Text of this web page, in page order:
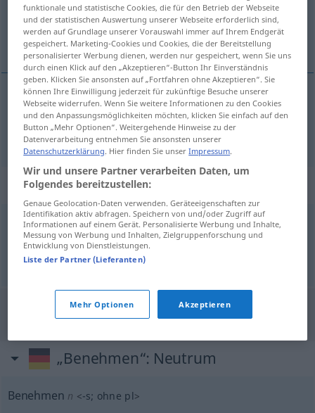
(Für mehr Details die Übersetzung anklicken/antippen)
fratage, berøve
fratage,berøve benehmen
Synonyme für "benehmen"
verhalten,reagieren,handeln
© OpenThesaurus.de
"Benehmen" Dänisch Übersetzung
„Benehmen“: Neutrum
Benehmen n <-s; ohne pl>
funktionale und statistische Cookies, die für den Betrieb der Webseite
und der statistischen Auswertung unserer Webseite erforderlich sind,
werden auf Grundlage unserer Vorauswahl immer auf Ihrem Endgerät
gespeichert. Marketing-Cookies und Cookies, die der Bereitstellung
personalisierter Werbung dienen, werden nur gespeichert, wenn Sie uns
durch einen Klick auf den „Akzeptieren“-Button Ihr Einverständnis
geben. Klicken Sie ansonsten auf „Fortfahren ohne Akzeptieren“. Sie
können Ihre Einwilligung jederzeit für zukünftige Besuche unserer
Webseite widerrufen. Wenn Sie weitere Informationen zu den Cookies
und den Anpassungsmöglichkeiten möchten, klicken Sie einfach auf den
Button „Mehr Optionen“. Weitergehende Hinweise zu der
Datenverarbeitung entnehmen Sie ansonsten unserer
Datenschutzerklärung. Hier finden Sie unserImpressum.
Wir und unsere Partner verarbeiten Daten, um
Folgendes bereitzustellen:
Genaue Geolocation-Daten verwenden. Geräteeigenschaften zur
Identifikation aktiv abfragen. Speichern von und/oder Zugriff auf
Informationen auf einem Gerät. Personalisierte Werbung und Inhalte,
Messung von Werbung und Inhalten, Zielgruppenforschung und
Entwicklung von Dienstleistungen.
Liste der Partner (Lieferanten)
Mehr Optionen Akzeptieren